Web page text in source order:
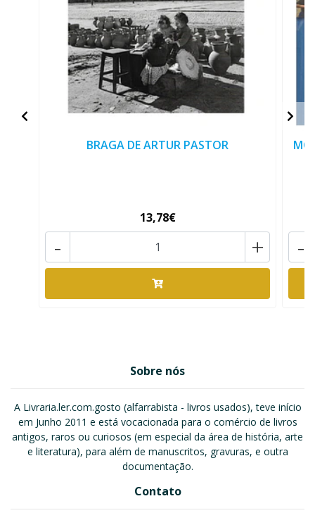
BRAGA DE ARTUR PASTOR
13,78€
+
- -
Sobre nós
A Livraria.ler.com.gosto (alfarrabista - livros usados), teve início
em Junho 2011 e está vocacionada para o comércio de livros
antigos, raros ou curiosos (em especial da área de história, arte
e literatura), para além de manuscritos, gravuras, e outra
documentação.
Contato